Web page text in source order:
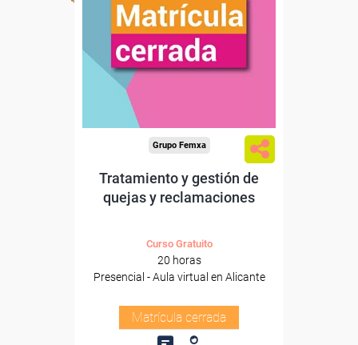
Grupo Femxa
Tratamiento y gestión de
quejas y reclamaciones
Curso Gratuito
20 horas
Presencial - Aula virtual en Alicante
Matrícula cerrada